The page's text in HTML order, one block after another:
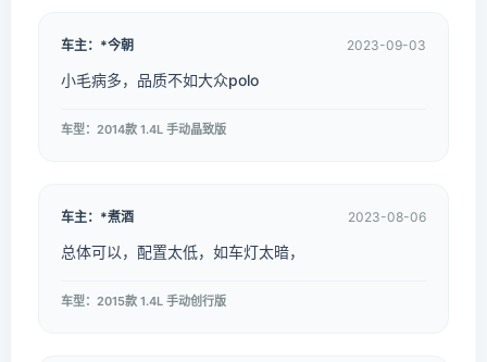
车主：*今朝 2023-09-03
小毛病多，品质不如大众polo
车型：2014款 1.4L 手动晶致版
车主：*煮酒 2023-08-06
总体可以，配置太低，如车灯太暗，
车型：2015款 1.4L 手动创行版